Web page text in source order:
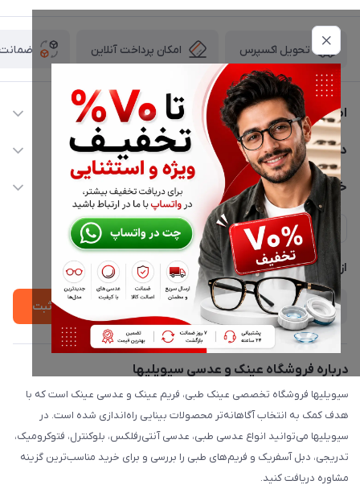
تحویل اکسپرس امکان پرداخت آنلاین ضمانت
اطلاعات تماس
02177116909
info@civiliha.com
ارسال فوری در تهران + ارسال به سراسر کشور
دسترسی سریع
حساب کاربری
مجله فروشگاه
لیست محصولات
درباره ما
خدمات مشتریان
حریم خصوصی
پشتیبانی واتساپ 09397003162
از جدید‌ترین تخفیف‌ها با‌ خبر شوید
ثبت
درباره فروشگاه عینک و عدسی سیویلیها
سیویلیها فروشگاه تخصصی عینک طبی، فریم عینک و عدسی عینک است که با
هدف کمک به انتخاب آگاهانه‌تر محصولات بینایی راه‌اندازی شده است. در
سیویلیها می‌توانید انواع عدسی طبی، عدسی آنتی‌رفلکس، بلوکنترل، فتوکرومیک،
تدریجی، دبل آسفریک و فریم‌های طبی را بررسی و برای خرید مناسب‌ترین گزینه
مشاوره دریافت کنید.